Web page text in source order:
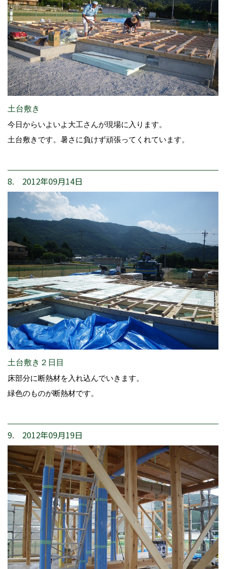
土台敷き
今日からいよいよ大工さんが現場に入ります。
土台敷きです。暑さに負けず頑張ってくれています。
8. 2012年09月14日
土台敷き２日目
床部分に断熱材を入れ込んでいきます。
緑色のものが断熱材です。
9. 2012年09月19日